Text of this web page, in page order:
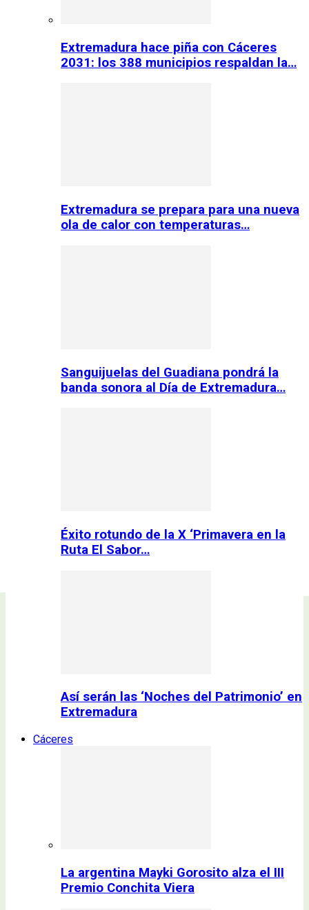
Extremadura hace piña con Cáceres
2031: los 388 municipios respaldan la…
Extremadura se prepara para una nueva
ola de calor con temperaturas…
Sanguijuelas del Guadiana pondrá la
banda sonora al Día de Extremadura…
Éxito rotundo de la X ‘Primavera en la
Ruta El Sabor…
Así serán las ‘Noches del Patrimonio’ en
Extremadura
Cáceres
La argentina Mayki Gorosito alza el III
Premio Conchita Viera